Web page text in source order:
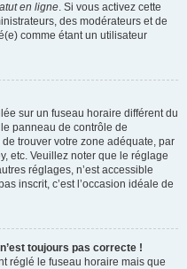
en ligne. Si vous activez cette
des modérateurs et de
comme étant un utilisateur
sur un fuseau horaire différent du
panneau de contrôle de
trouver votre zone adéquate, par
etc. Veuillez noter que le réglage
réglages, n’est accessible
inscrit, c’est l’occasion idéale de
toujours pas correcte !
réglé le fuseau horaire mais que